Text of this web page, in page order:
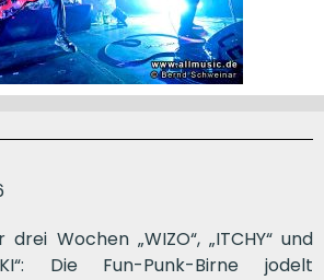
Wochen „WIZO“, „ITCHY“ und
Die Fun-Punk-Birne jodelt